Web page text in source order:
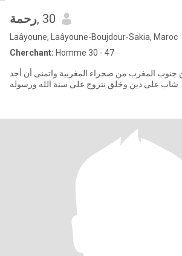
رحمة, 30
Laâyoune, Laâyoune-Boujdour-Sakia, Maroc
Cherchant: Homme 30 - 47
انا فتاة صحراویة من جنوب المغرب من صحراء المغربیة واتمنی أن أجد
شاب علی دین وخلق نتزوج علی سنة الله ورسوله